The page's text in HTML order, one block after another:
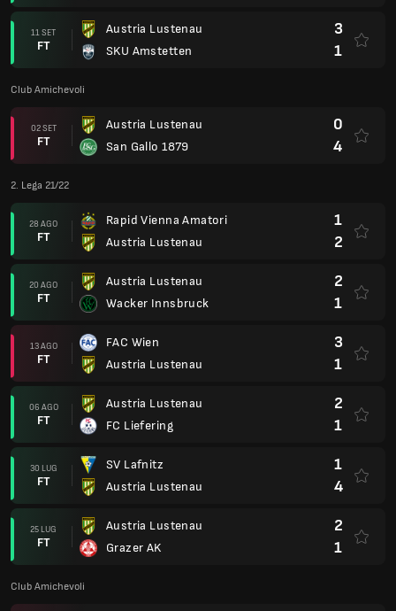
11 SET
FT
Austria Lustenau
SKU Amstetten
3
1
Club Amichevoli
02 SET
FT
Austria Lustenau
San Gallo 1879
0
4
2. Lega 21/22
28 AGO
FT
Rapid Vienna Amatori
Austria Lustenau
1
2
20 AGO
FT
Austria Lustenau
Wacker Innsbruck
2
1
13 AGO
FT
FAC Wien
Austria Lustenau
3
1
06 AGO
FT
Austria Lustenau
FC Liefering
2
1
30 LUG
FT
SV Lafnitz
Austria Lustenau
1
4
25 LUG
FT
Austria Lustenau
Grazer AK
2
1
Club Amichevoli